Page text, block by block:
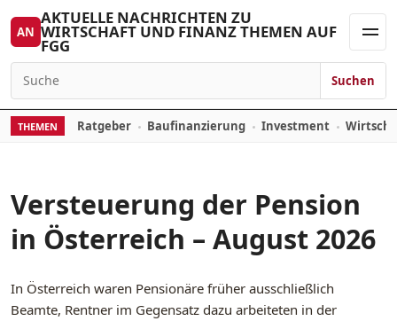
Zum Inhalt springen
AN
AKTUELLE NACHRICHTEN ZU
WIRTSCHAFT UND FINANZ THEMEN AUF
FGG
Suchen nach:
Suchen
THEMEN Ratgeber Baufinanzierung Investment
Versteuerung der Pension
in Österreich – August 2026
In Österreich waren Pensionäre früher ausschließlich
Beamte, Rentner im Gegensatz dazu arbeiteten in der